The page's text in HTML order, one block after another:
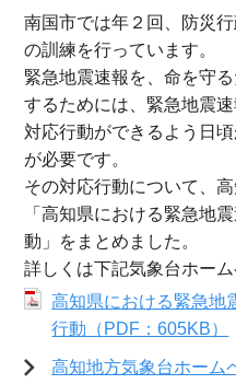
南国市では年２回、防災
の訓練を行っています。
緊急地震速報を、命を守
するためには、緊急地震
対応行動ができるよう日
が必要です。
その対応行動について、
「高知県における緊急地
動」をまとめました。
詳しくは下記気象台ホー
高知県における緊急地
行動（PDF：605KB）
高知地方気象台ホーム